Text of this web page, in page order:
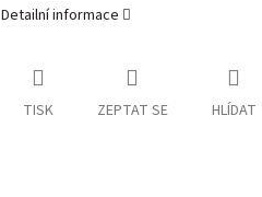
Detailní informace
TISK ZEPTAT SE HLÍDAT